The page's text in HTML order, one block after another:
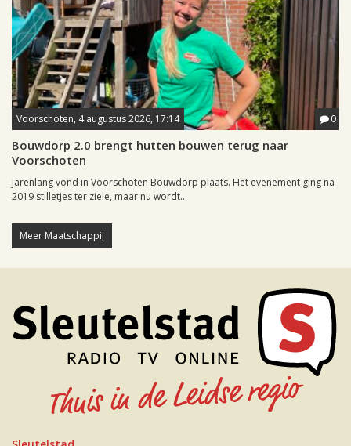
Voorschoten, 4 augustus 2026, 17:14 0
Bouwdorp 2.0 brengt hutten bouwen terug naar
Voorschoten
Jarenlang vond in Voorschoten Bouwdorp plaats. Het evenement ging na
2019 stilletjes ter ziele, maar nu wordt...
Meer Maatschappij